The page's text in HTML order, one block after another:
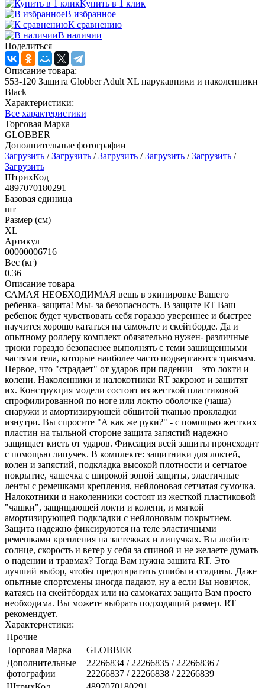
Купить в 1 клик
В избранное
К сравнению
В наличии
Поделиться
Описание товара:
553-120 Защита Globber Adult XL нарукавники и наколенники
Black
Характеристики:
Все характеристики
Торговая Марка
GLOBBER
Дополнительные фотографии
Загрузить /Загрузить /Загрузить /Загрузить /Загрузить /
Загрузить
ШтрихКод
4897070180291
Базовая единица
шт
Размер (см)
XL
Артикул
00000006716
Вес (кг)
0.36
Описание товара
САМАЯ НЕОБХОДИМАЯ вещь в экипировке Вашего
ребенка- защита! Мы- за безопасность. В защите RT Ваш
ребенок будет чувствовать себя гораздо увереннее и быстрее
научится хорошо кататься на самокате и скейтборде. Да и
опытному роллеру комплект обязательно нужен- различные
трюки гораздо безопаснее выполнять с теми защищенными
частями тела, которые наиболее часто подвергаются травмам.
Первое, что "страдает" от ударов при падении – это локти и
колени. Наколенники и налокотники RT закроют и защитят
их. Конструкция модели состоит из жесткой пластиковой
спрофилированной по ноге или локтю оболочке (чаша)
снаружи и амортизирующей обшитой тканью прокладки
изнутри. Вы спросите "А как же руки?" - с помощью жестких
пластин на тыльной стороне защита запястий надежно
защищает кисть от ударов. Фиксация всей защиты происходит
с помощью липучек. В комплекте: защитники для локтей,
колен и запястий, подкладка высокой плотности и сетчатое
покрытие, чашечка с широкой зоной защиты, эластичные
ленты с ремешками крепления, нейлоновая сетчатая сумочка.
Налокотники и наколенники состоят из жесткой пластиковой
"чашки", защищающей локти и колени, и мягкой
амортизирующей подкладки с нейлоновым покрытием.
Защита надежно фиксируются на теле эластичными
ремешками крепления на застежках и липучках. Вы любите
солнце, скорость и ветер у себя за спиной и не желаете думать
о падении и травмах? Тогда Вам нужна защита RT. Это
лучший выбор, чтобы предотвратить ушибы и ссадины. Даже
опытные спортсмены иногда падают, ну а если Вы новичок,
катаясь на скейтбордах или на самокатах защита Вам просто
необходима. Вы можете выбрать подходящий размер. RT
рекомендует.
Характеристики:
Прочие
Торговая Марка
GLOBBER
Дополнительные
фотографии
22266834 / 22266835 / 22266836 /
22266837 / 22266838 / 22266839